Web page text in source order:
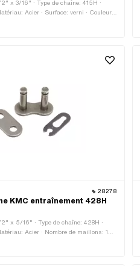
x 3/16" · Type de chaîne: 415H ·
Acier · Surface: verni · Couleur:
128 pcs · Circonférence de
28278
KMC entraînement 428H
x 5/16" · Type de chaîne: 428H ·
Acier · Nombre de maillons: 1
à chaîne: Fermeture à ressort ·